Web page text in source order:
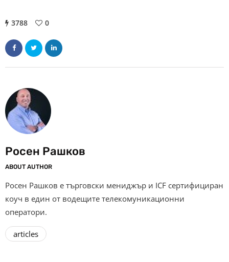
3788 0
Росен Рашков
ABOUT AUTHOR
Росен Рашков е търговски мениджър и ICF сертифициран
коуч в един от водещите телекомуникационни
оператори.
articles